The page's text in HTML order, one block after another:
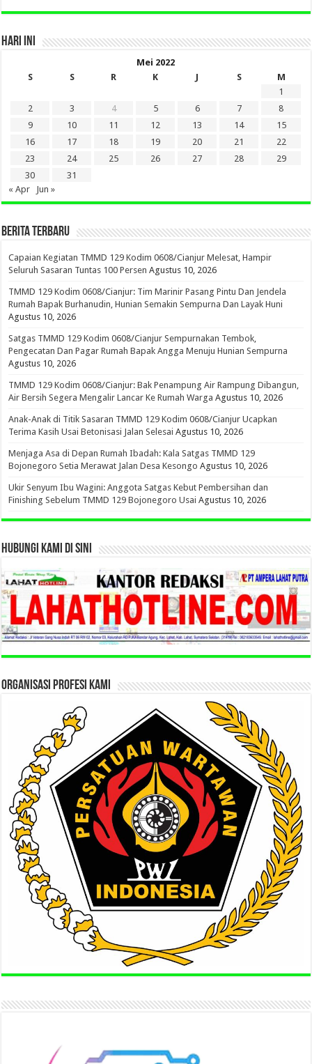
HARI INI
Mei 2022
S
S R K J S
M
1
2
3 4 5 6 7
8
9
10 11 12 13 14
15
16
17 18 19 20 21
22
23
24 25 26 27 28
29
30
31
« Apr
Jun »
BERITA TERBARU
Capaian Kegiatan TMMD 129 Kodim 0608/Cianjur Melesat, Hampir
Seluruh Sasaran Tuntas 100 Persen Agustus 10, 2026
TMMD 129 Kodim 0608/Cianjur: Tim Marinir Pasang Pintu Dan Jendela
Rumah Bapak Burhanudin, Hunian Semakin Sempurna Dan Layak Huni
Agustus 10, 2026
Satgas TMMD 129 Kodim 0608/Cianjur Sempurnakan Tembok,
Pengecatan Dan Pagar Rumah Bapak Angga Menuju Hunian Sempurna
Agustus 10, 2026
TMMD 129 Kodim 0608/Cianjur: Bak Penampung Air Rampung Dibangun,
Air Bersih Segera Mengalir Lancar Ke Rumah Warga Agustus 10, 2026
Anak-Anak di Titik Sasaran TMMD 129 Kodim 0608/Cianjur Ucapkan
Terima Kasih Usai Betonisasi Jalan Selesai Agustus 10, 2026
Menjaga Asa di Depan Rumah Ibadah: Kala Satgas TMMD 129
Bojonegoro Setia Merawat Jalan Desa Kesongo Agustus 10, 2026
Ukir Senyum Ibu Wagini: Anggota Satgas Kebut Pembersihan dan
Finishing Sebelum TMMD 129 Bojonegoro Usai Agustus 10, 2026
HUBUNGI KAMI DI SINI
ORGANISASI PROFESI KAMI